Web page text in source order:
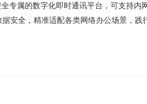
专属的数字化即时通讯平台，可支持内网
安全，精准适配各类网络办公场景，践